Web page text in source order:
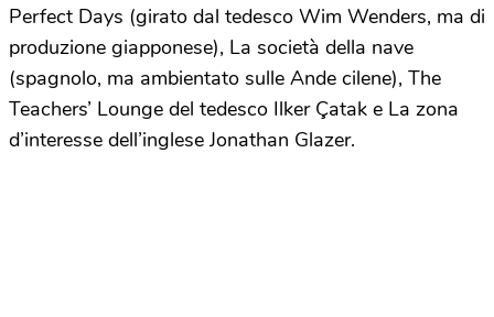
Perfect Days (girato dal tedesco Wim Wenders, ma di
produzione giapponese), La società della nave
(spagnolo, ma ambientato sulle Ande cilene), The
Teachers’ Lounge del tedesco Ilker Çatak e La zona
d’interesse dell’inglese Jonathan Glazer.